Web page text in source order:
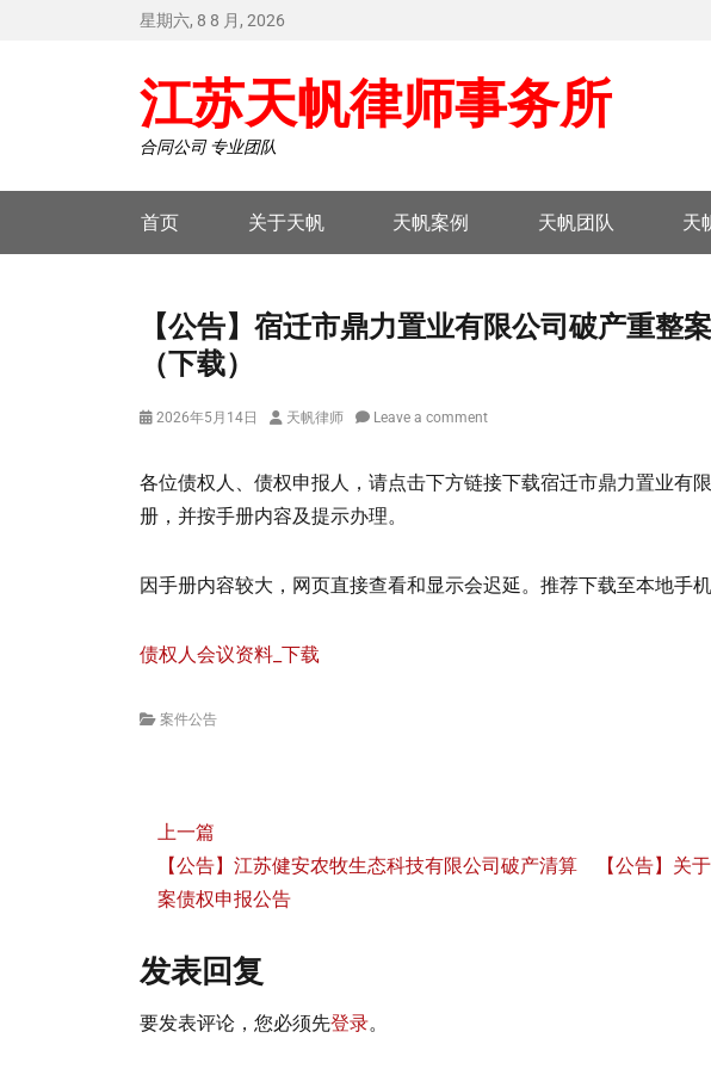
星期六, 8 8 月, 2026
江苏天帆律师事务所
合同公司 专业团队
Primary
menu
首页 关于天帆 天帆案例 天帆团队 天
【公告】宿迁市鼎力置业有限公司破产重整
（下载）
Posted
2026年5月14日 Author
天帆律师 Leave a comment
各位债权人、债权申报人，请点击下方链接下载宿迁市鼎力置业有
册，并按手册内容及提示办理。
因手册内容较大，网页直接查看和显示会迟延。推荐下载至本地手
债权人会议资料_下载
Categories
案件公告
章
导
航
上一篇
【公告】江苏健安农牧生态科技有限公司破产清算
案债权申报公告
【公告】关
发表回复
要发表评论，您必须先登录。